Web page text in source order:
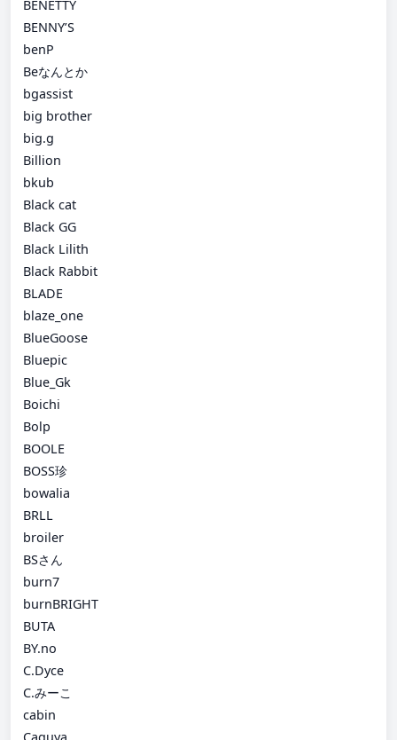
BENETTY
BENNY’S
benP
Beなんとか
bgassist
big brother
big.g
Billion
bkub
Black cat
Black GG
Black Lilith
Black Rabbit
BLADE
blaze_one
BlueGoose
Bluepic
Blue_Gk
Boichi
Bolp
BOOLE
BOSS珍
bowalia
BRLL
broiler
BSさん
burn7
burnBRIGHT
BUTA
BY.no
C.Dyce
C.みーこ
cabin